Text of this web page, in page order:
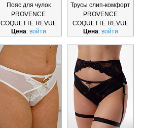
Пояс для чулок
PROVENCE
COQUETTE REVUE
П66130-01
Цена: войти
Трусы слип-комфорт
PROVENCE
COQUETTE REVUE
Т62130-01
Цена: войти